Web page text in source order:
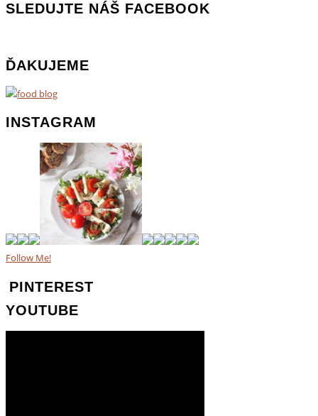
SLEDUJTE NÁŠ FACEBOOK
ĎAKUJEME
INSTAGRAM
Follow Me!
PINTEREST
YOUTUBE